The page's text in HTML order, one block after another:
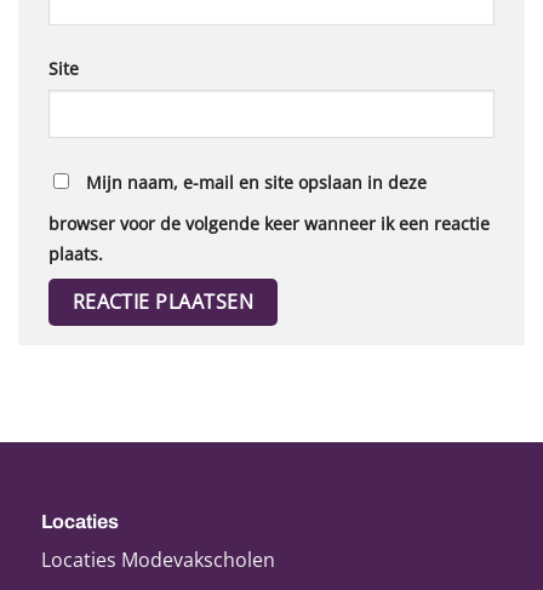
Site
Mijn naam, e-mail en site opslaan in deze
browser voor de volgende keer wanneer ik een reactie
plaats.
Locaties
Locaties Modevakscholen